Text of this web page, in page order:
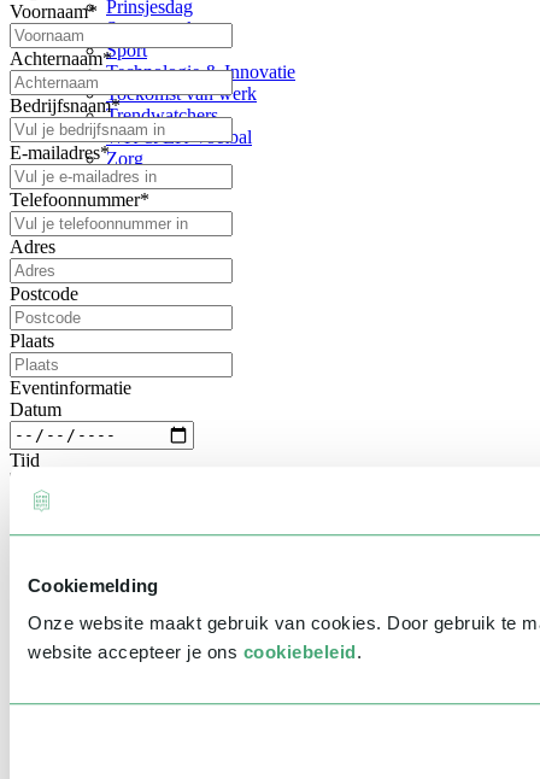
Cookiemelding
Onze website maakt gebruik van cookies. Door gebruik te
website accepteer je ons cookiebeleid.
Prinsjesdag
Samenwerken
Sport
Technologie & Innovatie
Toekomst van werk
Trendwatchers
WK & EK Voetbal
Zorg
Voornaam*
Achternaam*
Bedrijfsnaam*
E-mailadres*
Telefoonnummer*
Adres
Postcode
Plaats
Eventinformatie
Datum
Tijd
Locatie